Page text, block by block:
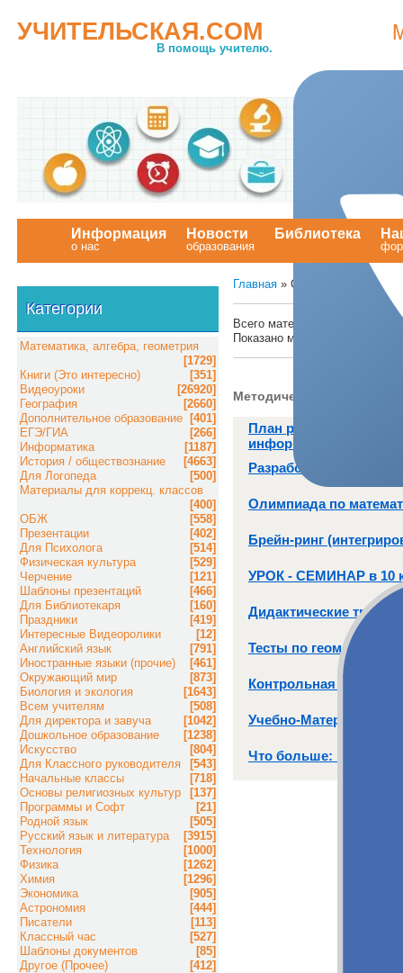
УЧИТЕЛЬСКАЯ.COM
В помощь учителю.
Информация
о нас
Новости
образования
Библиотека
Главная » Статьи
Всего материалов в каталоге:
Показано материалов:
Методическая библиотека
План работы
информатики
Разработка урока
Олимпиада по
Брейн-ринг
УРОК - СЕМИНАР в 10
Дидактические
Тесты по геометрии
Контрольная работа
Учебно-Материальная
Что больше: периметр
Категории
Математика, алгебра, геометрия
[1729]
Книги (Это интересно)
[351]
Видеоуроки
[26920]
География
[2660]
Дополнительное образование
[401]
ЕГЭ/ГИА
[266]
Информатика
[1187]
История / обществознание
[4663]
Для Логопеда
[500]
Материалы для коррекц. классов
[400]
ОБЖ
[558]
Презентации
[402]
Для Психолога
[514]
Физическая культура
[529]
Черчение
[121]
Шаблоны презентаций
[466]
Для Библиотекаря
[160]
Праздники
[419]
Интересные Видеоролики
[12]
Английский язык
[791]
Иностранные языки (прочие)
[461]
Окружающий мир
[873]
Биология и экология
[1643]
Всем учителям
[508]
Для директора и завуча
[1042]
Дошкольное образование
[1238]
Искусство
[804]
Для Классного руководителя
[543]
Начальные классы
[718]
Основы религиозных культур
[137]
Программы и Софт
[21]
Родной язык
[505]
Русский язык и литература
[3915]
Технология
[1000]
Физика
[1262]
Химия
[1296]
Экономика
[905]
Астрономия
[444]
Писатели
[113]
Классный час
[527]
Шаблоны документов
[85]
Другое (Прочее)
[412]